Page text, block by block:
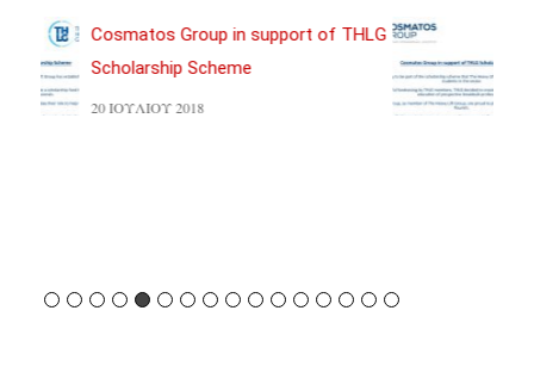
Cosmatos Group in support of THLG
Scholarship Scheme
20 ΙΟΥΛΊΟΥ 2018